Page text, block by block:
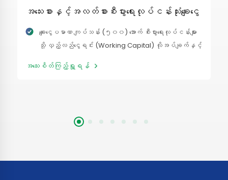
အသေးစားနှင့်အလတ်စားစီးပွားရေးလုပ်ငန်းသုံးချေးငွေ
ချေးငွေပမာဏ ကျပ်သန်း (၅၀၀) အောက် စီးပွားရေးလုပ်ငန်းများ
သို့ လှည့်လည်ငွေရင်း (Working Capital) လိုအပ်ချက်နှင့်
ထုတ်ချေးသည့် ချေးငွေအမျိုးအစား ဖြစ်ပါသည်။
အသေးစိတ်ကြည့်ရှု့ရန်